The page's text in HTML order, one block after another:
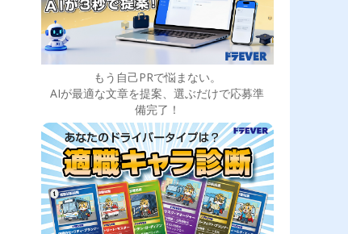
もう自己PRで悩まない。
AIが最適な文章を提案、選ぶだけで応募準
備完了！